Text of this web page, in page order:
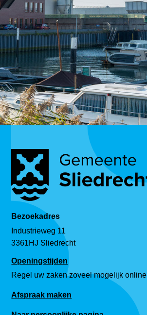
Bezoekadres
Industrieweg 11
3361HJ Sliedrecht
Openingstijden
Regel uw zaken zoveel mogelijk online
Afspraak maken